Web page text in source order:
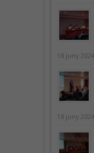
18 juny 2024
18 juny 2024